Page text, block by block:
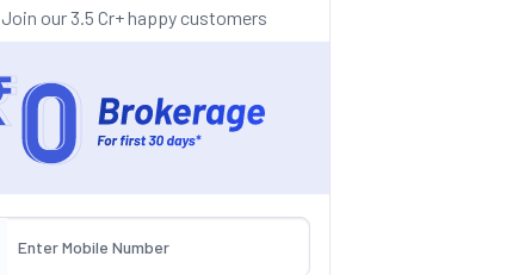
Join our 3.5 Cr+ happy customers